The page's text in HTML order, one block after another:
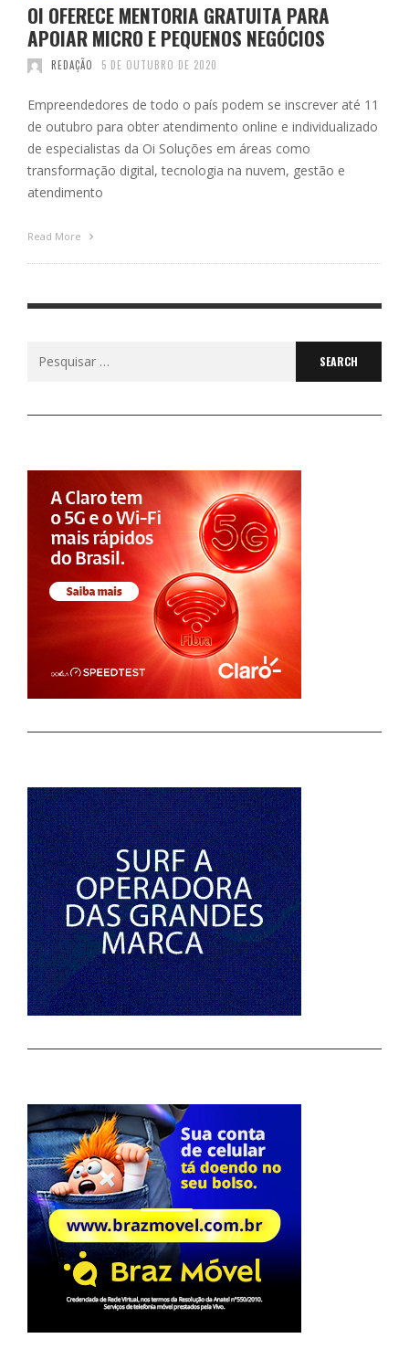
OI OFERECE MENTORIA GRATUITA PARA
APOIAR MICRO E PEQUENOS NEGÓCIOS
REDAÇÃO 5 DE OUTUBRO DE 2020
Empreendedores de todo o país podem se inscrever até 11
de outubro para obter atendimento online e individualizado
de especialistas da Oi Soluções em áreas como
transformação digital, tecnologia na nuvem, gestão e
atendimento
Read More